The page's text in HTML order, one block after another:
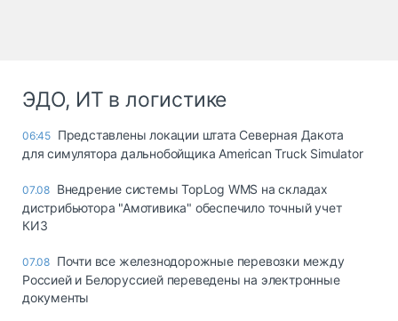
ЭДО, ИТ в логистике
06:45 Представлены локации штата Северная Дакота
для симулятора дальнобойщика American Truck Simulator
07.08 Внедрение системы TopLog WMS на складах
дистрибьютора "Амотивика" обеспечило точный учет
КИЗ
07.08 Почти все железнодорожные перевозки между
Россией и Белоруссией переведены на электронные
документы